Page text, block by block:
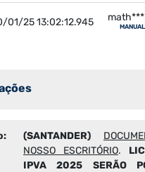
01/25 13:02:12.945 MANUAL
(SANTANDER)
NOSSO ESCRITÓRIO.
IPVA 2025 SERÃO